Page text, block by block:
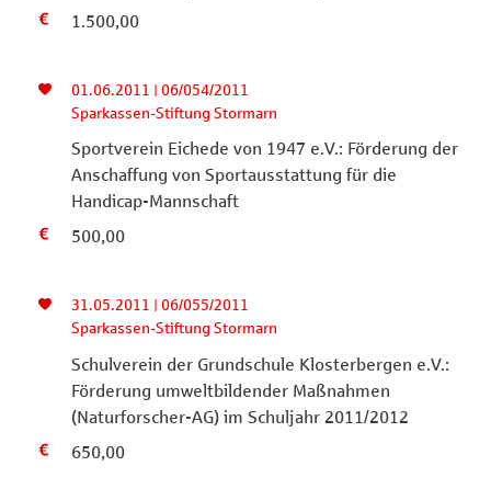
1.500,00
01.06.2011 | 06/054/2011
Sparkassen-Stiftung Stormarn
Sportverein Eichede von 1947 e.V.: Förderung der
Anschaffung von Sportausstattung für die
Handicap-Mannschaft
500,00
31.05.2011 | 06/055/2011
Sparkassen-Stiftung Stormarn
Schulverein der Grundschule Klosterbergen e.V.:
Förderung umweltbildender Maßnahmen
(Naturforscher-AG) im Schuljahr 2011/2012
650,00